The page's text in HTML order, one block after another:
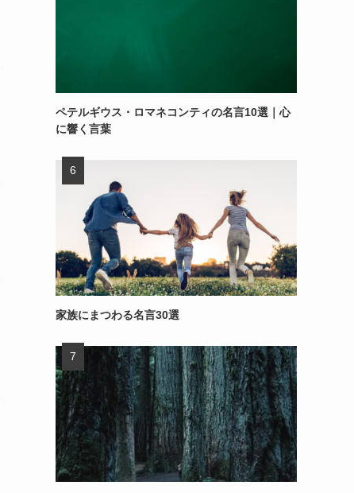
ペテルギウス・ロマネコンティの名言10選｜心
に響く言葉
家族にまつわる名言30選